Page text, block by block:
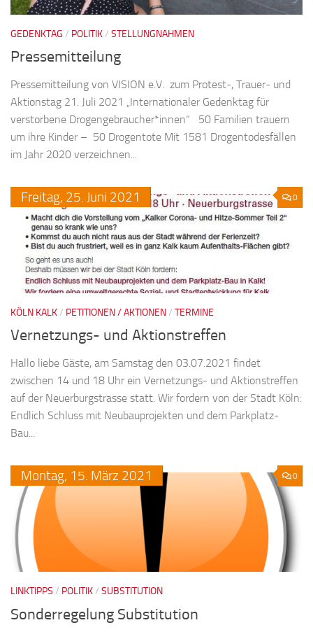
GEDENKTAG / POLITIK/ STELLUNGNAHMEN
Pressemitteilung
Pressemitteilung von VISION e.V. zum Protest-, Trauer- und
Aktionstag 21. Juli 2021 „Internationaler Gedenktag für
verstorbene Drogengebraucher*innen“ 50 Familien trauern
um ihre Kinder – 50 Drogentote Mit 1581 Drogentodesfällen
im Jahr 2020 verzeichnen...
0
Freitag, 25. Juni 2021
KÖLN KALK/ PETITIONEN / AKTIONEN/ TERMINE
Vernetzungs- und Aktionstreffen
Hallo liebe Gäste, am Samstag den 03.07.2021 findet
zwischen 14 und 18 Uhr ein Vernetzungs- und Aktionstreffen
auf der Neuerburgstrasse statt. Wir fordern von der Stadt Köln:
Endlich Schluss mit Neubauprojekten und dem Parkplatz-
Bau...
0
Montag, 15. März 2021
LINKTIPPS / POLITIK/ SUBSTITUTION
Sonderregelung Substitution